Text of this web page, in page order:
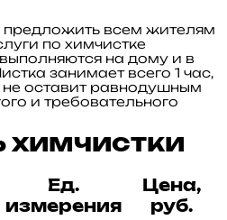
всем жителям
по химчистке
на дому и в
занимает всего 1 час,
не оставит равнодушным
и требовательного
химчистки
Ед.
измерения
Цена,
руб.